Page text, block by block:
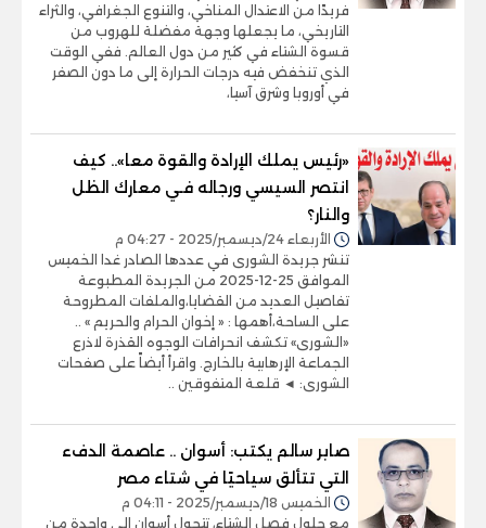
فريدًا من الاعتدال المناخي، والتنوع الجغرافي، والثراء
التاريخي، ما يجعلها وجهة مفضلة للهروب من
قسوة الشتاء في كثير من دول العالم. ففي الوقت
الذي تنخفض فيه درجات الحرارة إلى ما دون الصفر
في أوروبا وشرق آسيا،
«رئيس يملك الإرادة والقوة معا».. كيف
انتصر السيسي ورجاله فـي معارك الظل
والنار؟
الأربعاء 24/ديسمبر/2025 - 04:27 م
تنشر جريدة الشورى في عددها الصادر غدا الخميس
الموافق 25-12-2025 من الجريدة المطبوعة
تفاصيل العديد من القضايا،والملفات المطروحة
على الساحة،أهمها : « إخوان الحرام والحريم » ..
«الشورى» تكشف انحرافات الوجوه القذرة لاذرع
الجماعة الإرهابية بالخارج. واقرأ أيضاً على صفحات
الشورى: ◄ قلعة المتفوقين ..
صابر سالم يكتب: أسوان .. عاصمة الدفء
التي تتألق سياحيًا في شتاء مصر
الخميس 18/ديسمبر/2025 - 04:11 م
مع حلول فصل الشتاء، تتحول أسوان إلى واحدة من